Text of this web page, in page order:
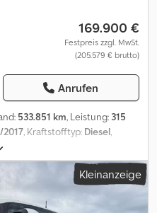
169.900 €
Festpreis zzgl. MwSt.
(205.579 € brutto)
Anrufen
533.851 km, Leistung: 315
, Kraftstofftyp: Diesel,
, Bremsen:Retarder,
= Weitere Optionen und
vorne - Toilette - Webasto
Kleinanzeige